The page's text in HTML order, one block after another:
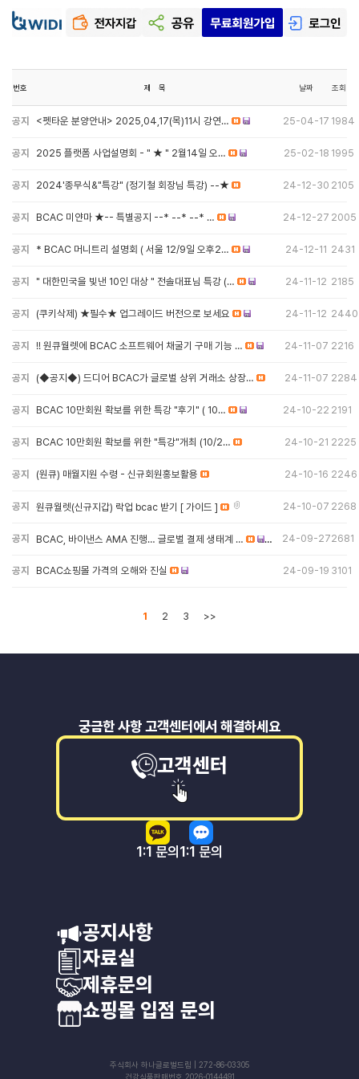
번호 제 목 날짜 조회
공지 <펫타운 분양안내> 2025,04,17(목)11시 강연… 25-04-17 1984
공지 2025 플랫폼 사업설명회 - " ★ " 2월14일 오… 25-02-18 1995
공지 2024'종무식&"특강" (정기철 회장님 특강) --★ 24-12-30 2105
공지 BCAC 미얀마 ★-- 특별공지 --* --* --* … 24-12-27 2005
공지 * BCAC 머니트리 설명회 ( 서울 12/9일 오후2… 24-12-11 2431
공지 " 대한민국을 빛낸 10인 대상 " 전솔대표님 특강 (… 24-11-12 2185
공지 (쿠키삭제) ★필수★ 업그레이드 버전으로 보세요 24-11-12 2440
공지 !! 원큐월렛에 BCAC 소프트웨어 채굴기 구매 기능 … 24-11-07 2216
공지 (◆공지◆) 드디어 BCAC가 글로벌 상위 거래소 상장… 24-11-07 2284
공지 BCAC 10만회원 확보를 위한 특강 "후기" ( 10… 24-10-22 2191
공지 BCAC 10만회원 확보를 위한 "특강"개최 (10/2… 24-10-21 2225
공지 (원큐) 매월지원 수령 - 신규회원홍보활용 24-10-16 2246
공지 원큐월렛(신규지갑) 락업 bcac 받기 [ 가이드 ] 24-10-07 2268
공지 BCAC, 바이낸스 AMA 진행… 글로벌 결제 생태계 … 24-09-272681
공지 BCAC쇼핑몰 가격의 오해와 진실 24-09-19 3101
1 2 3 >>
궁금한 사항 고객센터에서 해결하세요
고객센터
1:1 문의1:1 문의
공지사항
자료실
제휴문의
쇼핑몰 입점 문의
주식회사 하나글로벌드림 | 272-86-03305
건강식품판매번호 2026-0144491